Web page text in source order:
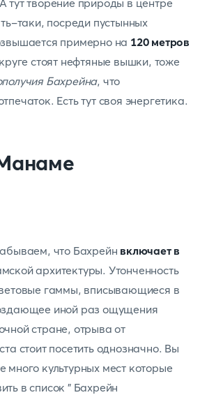
тут творение природы в центре
таки, посреди пустынных
примерно на 120 метров
стоят нефтяные вышки, тоже
Бахрейна, что
Есть тут своя энергетика.
что Бахрейн включает в
архитектуры. Утонченность
гаммы, вписывающиеся в
иной раз ощущения
стране, отрыва от
стоит посетить однозначно. Вы
много культурных мест которые
в список " Бахрейн